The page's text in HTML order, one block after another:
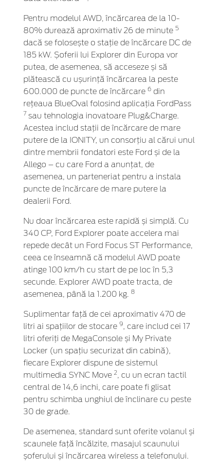
Pentru modelul AWD, încărcarea de la 10-
80% durează aproximativ 26 de minute 5
dacă se folosește o stație de încărcare DC de
185 kW. Șoferii lui Explorer din Europa vor
putea, de asemenea, să acceseze și să
plătească cu ușurință încărcarea la peste
600.000 de puncte de încărcare 6 din
rețeaua BlueOval folosind aplicația FordPass
7 sau tehnologia inovatoare Plug&Charge.
Acestea includ stații de încărcare de mare
putere de la IONITY, un consorțiu al cărui unul
dintre membrii fondatori este Ford și de la
Allego – cu care Ford a anunțat, de
asemenea, un parteneriat pentru a instala
puncte de încărcare de mare putere la
dealerii Ford.
Nu doar încărcarea este rapidă și simplă. Cu
340 CP, Ford Explorer poate accelera mai
repede decât un Ford Focus ST Performance,
ceea ce înseamnă că modelul AWD poate
atinge 100 km/h cu start de pe loc în 5,3
secunde. Explorer AWD poate tracta, de
asemenea, până la 1.200 kg. 8
Suplimentar față de cei aproximativ 470 de
litri ai spațiilor de stocare 9, care includ cei 17
litri oferiți de MegaConsole și My Private
Locker (un spațiu securizat din cabină),
fiecare Explorer dispune de sistemul
multimedia SYNC Move 2, cu un ecran tactil
central de 14,6 inchi, care poate fi glisat
pentru schimba unghiul de înclinare cu peste
30 de grade.
De asemenea, standard sunt oferite volanul și
scaunele față încălzite, masajul scaunului
șoferului și încărcarea wireless a telefonului.